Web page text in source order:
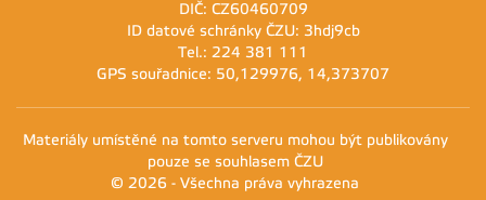
DIČ: CZ60460709
ID datové schránky ČZU: 3hdj9cb
Tel.: 224 381 111
GPS souřadnice: 50,129976, 14,373707
Materiály umístěné na tomto serveru mohou být publikovány
pouze se souhlasem ČZU
© 2026 - Všechna práva vyhrazena